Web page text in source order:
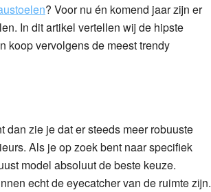
? Voor nu én komend jaar zijn er
In dit artikel vertellen wij de hipste
koop vervolgens de meest trendy
dan zie je dat er steeds meer robuuste
Als je op zoek bent naar specifiek
model absoluut de beste keuze.
echt de eyecatcher van de ruimte zijn.